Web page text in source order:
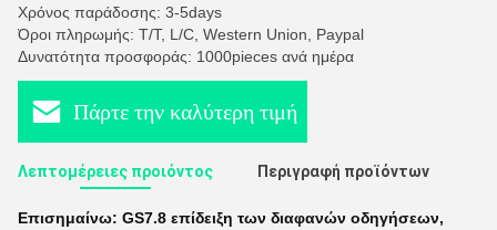
Χρόνος παράδοσης: 3-5days
Όροι πληρωμής: T/T, L/C, Western Union, Paypal
Δυνατότητα προσφοράς: 1000pieces ανά ημέρα
Πάρτε την καλύτερη τιμή
Λεπτομέρειες προιόντος Περιγραφή προϊόντων
Επισημαίνω: GS7.8 επίδειξη των διαφανών οδηγήσεων,